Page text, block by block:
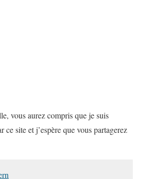
vous aurez compris que je suis
ce site et j’espère que vous partagerez